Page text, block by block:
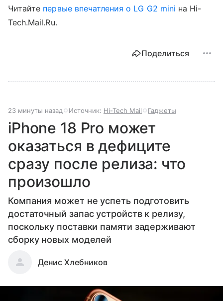
Читайте первые впечатления о LG G2 mini на Hi-
Tech.Mail.Ru.
Поделиться
23 минуты назад Источник: Hi-Tech Mail Гаджеты
iPhone 18 Pro может
оказаться в дефиците
сразу после релиза: что
произошло
Компания может не успеть подготовить
достаточный запас устройств к релизу,
поскольку поставки памяти задерживают
сборку новых моделей
Денис Хлебников